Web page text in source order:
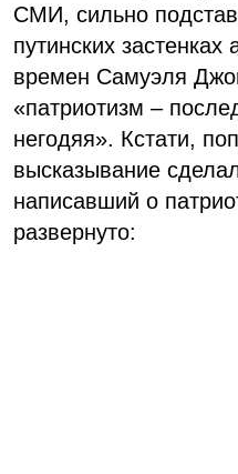
СМИ, сильно
путинских
времен Самуэля
«патриотизм –
негодяя». Кстати,
высказывание
написавший о
развернуто: